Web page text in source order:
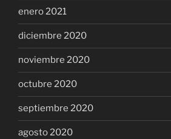
enero 2021
diciembre 2020
noviembre 2020
octubre 2020
septiembre 2020
agosto 2020